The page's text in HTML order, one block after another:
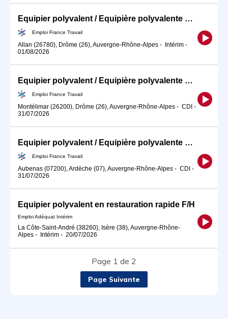
Equipier polyvalent / Equipière polyvalente de restauration rapid (H/F)
Emploi France Travail
Allan (26780), Drôme (26), Auvergne-Rhône-Alpes - Intérim -
01/08/2026
Equipier polyvalent / Equipière polyvalente de restauration rapid (H/F)
Emploi France Travail
Montélimar (26200), Drôme (26), Auvergne-Rhône-Alpes - CDI -
31/07/2026
Equipier polyvalent / Equipière polyvalente de restauration rapid (H/F)
Emploi France Travail
Aubenas (07200), Ardèche (07), Auvergne-Rhône-Alpes - CDI -
31/07/2026
Equipier polyvalent en restauration rapide F/H
Emploi Adéquat Intérim
La Côte-Saint-André (38260), Isère (38), Auvergne-Rhône-
Alpes - Intérim - 20/07/2026
Page 1 de 2
Page Suivante